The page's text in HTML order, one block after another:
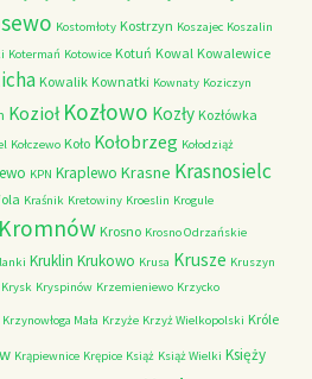
Kostomłoty Kostrzyn Koszajec Koszalin
Kotermań Kotowice Kotuń Kowal Kowalewice
Kowalik Kownatki Kownaty Koziczyn
Kozioł Kozłowo Kozły Kozłówka
Kołczewo Koło Kołobrzeg Kołodziąż
KPN Kraplewo Krasne Krasnosielc
Kraśnik Kretowiny Kroeslin Krogule
Kromnów Krosno Krosno Odrzańskie
Kruklin Krukowo Krusa Krusze Kruszyn
Krysk Kryspinów Krzemieniewo Krzycko
Krzynowłoga Mała Krzyże Krzyż Wielkopolski Króle
Krąpiewnice Krępice Książ Książ Wielki Księży